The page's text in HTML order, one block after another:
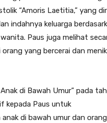
“Amoris Laetitia,” yang
indahnya keluarga
Paus juga melihat
yang bercerai dan
di Bawah Umur” pada
kepada Paus untuk
di bawah umur dan orang